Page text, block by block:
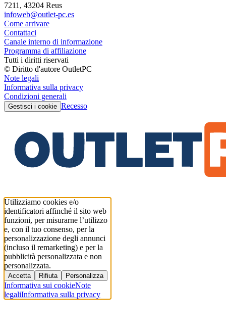
7211, 43204 Reus
infoweb@outlet-pc.es
Come arrivare
Contattaci
Canale interno di informazione
Programma di affiliazione
Tutti i diritti riservati
© Diritto d'autore OutletPC
Note legali
Informativa sulla privacy
Condizioni generali
Gestisci i cookie Recesso
Utilizziamo cookies e/o
identificatori affinché il sito web
funzioni, per misurarne l’utilizzo
e, con il tuo consenso, per la
personalizzazione degli annunci
(incluso il remarketing) e per la
pubblicità personalizzata e non
personalizzata.
Accetta Rifiuta Personalizza
Informativa sui cookieNote
legaliInformativa sulla privacy